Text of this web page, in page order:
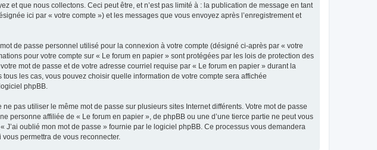
et que nous collectons. Ceci peut être, et n’est pas limité à : la publication de message en tant
ici par « votre compte ») et les messages que vous envoyez après l’enregistrement et
de passe personnel utilisé pour la connexion à votre compte (désigné ci-après par « votre
pour votre compte sur « Le forum en papier » sont protégées par les lois de protection des
mot de passe et de votre adresse courriel requise par « Le forum en papier » durant la
les cas, vous pouvez choisir quelle information de votre compte sera affichée
phpBB.
pas utiliser le même mot de passe sur plusieurs sites Internet différents. Votre mot de passe
personne affiliée de « Le forum en papier », de phpBB ou une d’une tierce partie ne peut vous
oublié mon mot de passe » fournie par le logiciel phpBB. Ce processus vous demandera
permettra de vous reconnecter.